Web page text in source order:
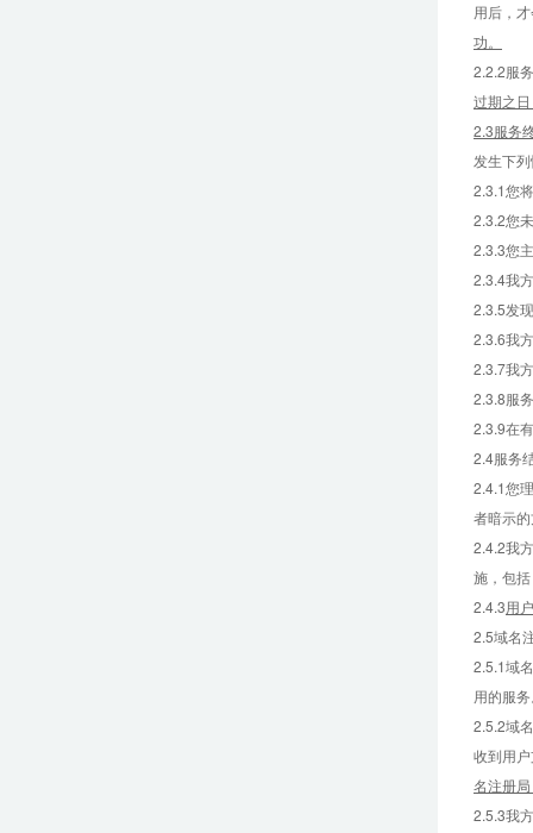
用后，
功。
2.2.2服
过期之
2.3服务
发生下
2.3.1您
2.3.2您
2.3.3您
2.3.4我
2.3.5发
2.3.6我
2.3.7我
2.3.8服
2.3.9在
2.4服务
2.4.1您
者暗示
2.4.2我
施，包
2.4.3用
2.5域名
2.5.1域
用的服
2.5.2域
收到用
名注册
2.5.3我